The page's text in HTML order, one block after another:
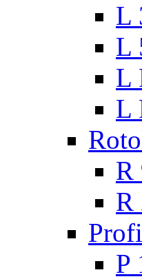
L
L
L
L
R
R
P